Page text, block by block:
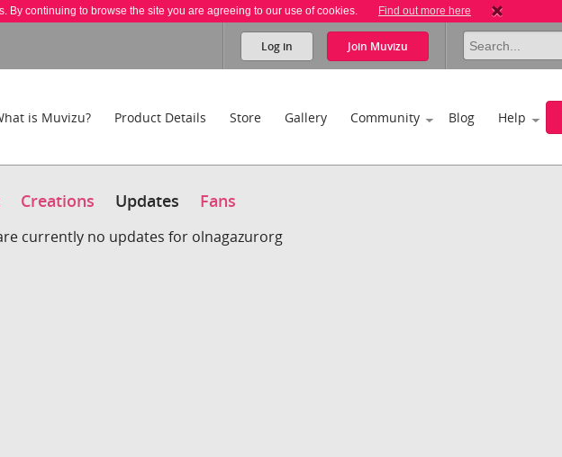
By continuing to browse the site you are agreeing to our use of cookies. Find out more here
Log in Join Muvizu
is Muvizu? Product Details Store Gallery Community Blog Help
Creations Updates Fans
currently no updates for olnagazurorg